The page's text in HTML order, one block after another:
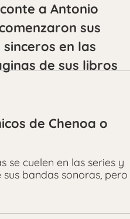
a Antonio
sus
en las
de sus libros
de Chenoa o
se cuelen en las series y
bandas sonoras, pero